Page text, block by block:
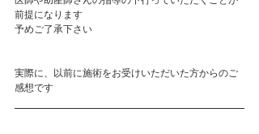
前提になります
予めご了承下さい
実際に、以前に施術をお受けいただいた方からのご
感想です